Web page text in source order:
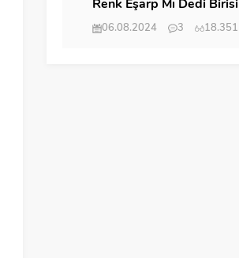
Renk Eşarp Mı Dedi Birisi
06.08.2024 3 18.351